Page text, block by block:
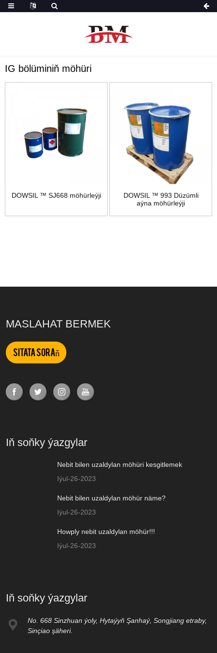
IG bölüminiň möhüri
DOWSIL ™ SJ668 möhürleýji
DOWSIL ™ 993 Düzümli
aýna möhürleýji
MASLAHAT BERMEK
Sitata soraň
Iň soňky ýazgylar
Nebit bilen uzaldylan möhüri kesgitlemek
Iýul-26-2023
Nebit bilen uzaldylan möhür näme?
Iýul-26-2023
Howply nebit uzaldylan möhür!!!
Iýul-26-2023
Iň soňky ýazgylar
No. 668 Sinzhuan ýoly, Hytaýyň Şanhaý, Songjiang etraby,
Sinçiao şäheri.